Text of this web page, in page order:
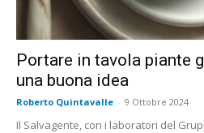
Portare in tavola piante
una buona idea
Roberto Quintavalle - 9 Ottobre 2024
Il Salvagente, con i laboratori del